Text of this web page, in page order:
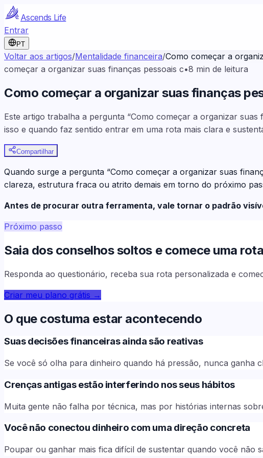
Ascends Life
Entrar
PT
Voltar aos artigos/Mentalidade financeira/Como começar a
começar a organizar suas finanças pessoais c•8 min de leitura
Como começar a organizar suas finanças
Este artigo trabalha a pergunta “Como começar a organizar
isso e quando faz sentido entrar em uma rota mais clara e
Compartilhar
Quando surge a pergunta “Como começar a organizar suas
clareza, estrutura fraca ou atrito demais em torno do próximo
Antes de procurar outra ferramenta, vale tornar o padrão
Próximo passo
Saia dos conselhos soltos e comece uma
Responda ao questionário, receba sua rota personalizada e
Criar meu plano grátis →
O que costuma estar acontecendo
Suas decisões financeiras ainda são reativas
Se você só olha para dinheiro quando há pressão, nunca ganha
Crenças antigas estão interferindo nos seus hábitos
Muita gente não falha por técnica, mas por histórias internas
Você não conectou dinheiro com uma direção concreta
Poupar ou ganhar mais fica difícil de sustentar quando você não